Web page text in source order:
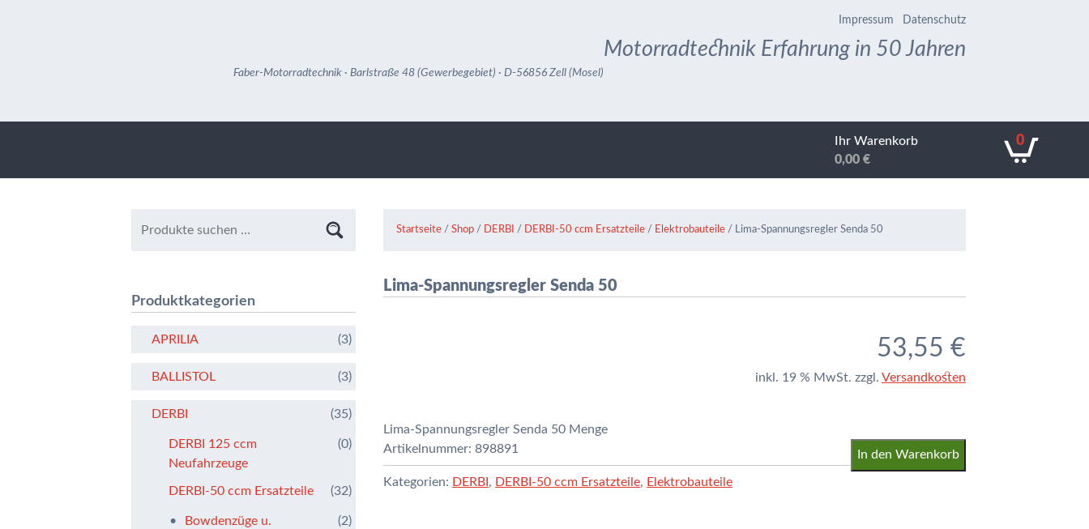
Impressum Datenschutz
Motorradtechnik Erfahrung in 50 Jahren
Faber-Motorradtechnik · Barlstraße 48 (Gewerbegebiet) · D-56856 Zell (Mosel)
Ihr Warenkorb
0,00€
0
Startseite /Shop / DERBI / DERBI-50 ccm Ersatzteile / Elektrobauteile / Lima-Spannungsregler Senda 50
Lima-Spannungsregler Senda 50
53,55 €
inkl. 19 % MwSt. zzgl. Versandkosten
Lima-Spannungsregler Senda 50 Menge
In den Warenkorb
Artikelnummer:898891
Kategorien: DERBI , DERBI-50 ccm Ersatzteile, Elektrobauteile
Produktkategorien
APRILIA (3)
BALLISTOL (3)
DERBI (35)
DERBI 125 ccm
Neufahrzeuge
(0)
DERBI-50 ccm Ersatzteile (32)
Bowdenzüge u.
(2)